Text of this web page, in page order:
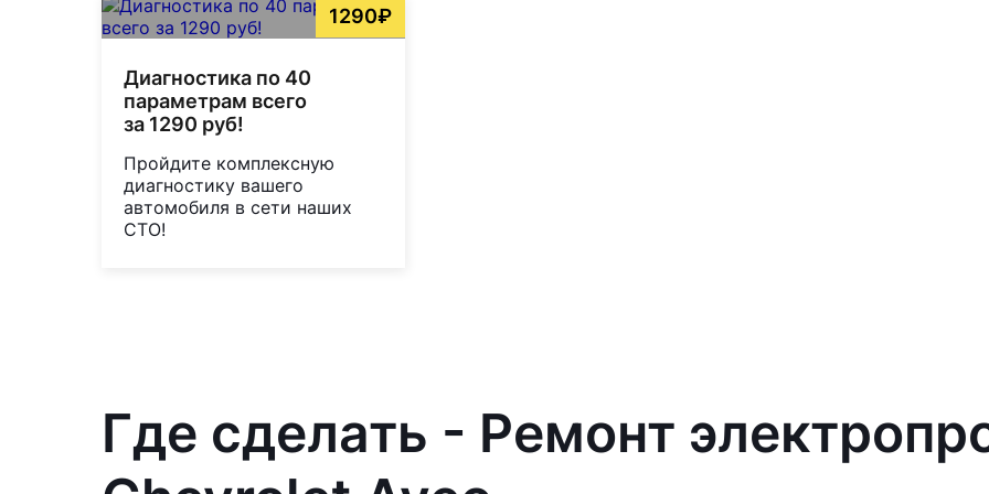
1290₽
Диагностика по 40
параметрам всего
за 1290 руб!
Пройдите комплексную
диагностику вашего
автомобиля в сети наших
СТО!
Где сделать - Ремонт